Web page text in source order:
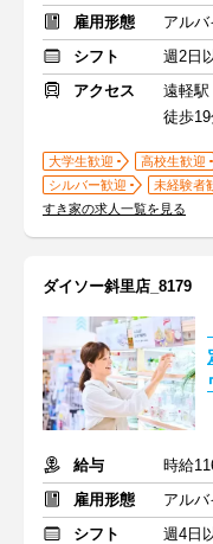
雇用形態
アルバ
シフト
週2日
アクセス
遠軽駅
徒歩
大学生歓迎 高校生歓迎
シルバー歓迎
未経験者
すき家の求人一覧を見る
ダイソー斜里店_8179
給与
時給
雇用形態
アルバ
シフト
週4日